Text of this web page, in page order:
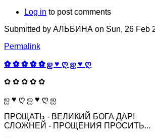
Log in to post comments
Submitted by АЛЬБИНА on Sun, 26 Feb
Permalink
✿ ✿ ✿ ✿ ✿ ஐ ♥ ღ ஐ ♥ ღ
✿ ✿ ✿ ✿ ✿
ஐ ♥ ღ ஐ ♥ ღ ஐ
ПРОЩАТЬ - ВЕЛИКИЙ БОГА ДАР!
СЛОЖНЕЙ - ПРОЩЕНИЯ ПРОСИТЬ...